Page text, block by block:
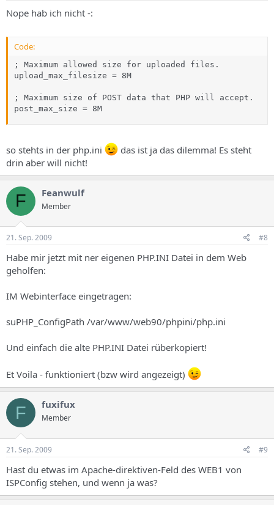
Nope hab ich nicht -:
Code:
; Maximum allowed size for uploaded files.
upload_max_filesize = 8M
; Maximum size of POST data that PHP will accept.
post_max_size = 8M
so stehts in der php.ini
das ist ja das dilemma! Es steht
drin aber will nicht!
F Feanwulf
Member
21. Sep. 2009 #8
Habe mir jetzt mit ner eigenen PHP.INI Datei in dem Web
geholfen:
IM Webinterface eingetragen:
suPHP_ConfigPath /var/www/web90/phpini/php.ini
Und einfach die alte PHP.INI Datei rüberkopiert!
Et Voila - funktioniert (bzw wird angezeigt)
F fuxifux
Member
21. Sep. 2009 #9
Hast du etwas im Apache-direktiven-Feld des WEB1 von
ISPConfig stehen, und wenn ja was?